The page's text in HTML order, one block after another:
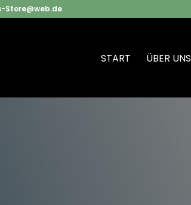
Store@web.de
START ÜBER UNS